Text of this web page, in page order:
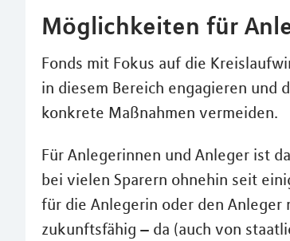
Möglichkeiten für
Fonds mit Fokus auf die
in diesem Bereich engagieren und
konkrete Maßnahmen vermeiden.
Für Anlegerinnen und Anleger ist
bei vielen Sparern ohnehin seit
für die Anlegerin oder den Anleger
zukunftsfähig – da (auch von